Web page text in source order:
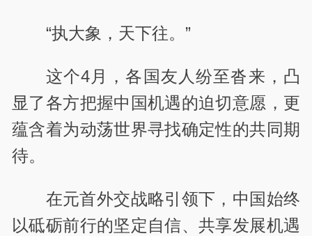
“执大象，天下往。”
这个4月，各国友人纷至沓来，凸
显了各方把握中国机遇的迫切意愿，更
蕴含着为动荡世界寻找确定性的共同期
待。
在元首外交战略引领下，中国始终
以砥砺前行的坚定自信、共享发展机遇